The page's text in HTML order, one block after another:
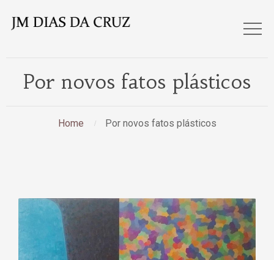
Por novos fatos plásticos
Home Por novos fatos plásticos